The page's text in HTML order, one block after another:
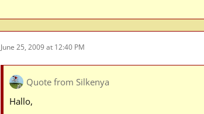
June 25, 2009 at 12:40 PM
Quote from Silkenya
Hallo,